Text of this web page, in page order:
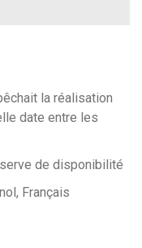
la réalisation
date entre les
de disponibilité
Français